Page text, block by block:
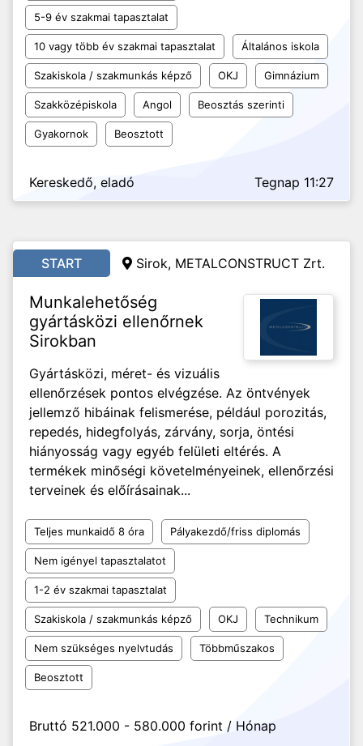
5-9 év szakmai tapasztalat
10 vagy több év szakmai tapasztalat Általános iskola
Szakiskola / szakmunkás képző OKJ Gimnázium
Szakközépiskola Angol Beosztás szerinti
Gyakornok Beosztott
Kereskedő, eladó Tegnap 11:27
START Sirok, METALCONSTRUCT Zrt.
Munkalehetőség
gyártásközi ellenőrnek
Sirokban
Gyártásközi, méret- és vizuális
ellenőrzések pontos elvégzése. Az öntvények
jellemző hibáinak felismerése, például porozitás,
repedés, hidegfolyás, zárvány, sorja, öntési
hiányosság vagy egyéb felületi eltérés. A
termékek minőségi követelményeinek, ellenőrzési
terveinek és előírásainak...
Teljes munkaidő 8 óra Pályakezdő/friss diplomás
Nem igényel tapasztalatot
1-2 év szakmai tapasztalat
Szakiskola / szakmunkás képző OKJ Technikum
Nem szükséges nyelvtudás Többműszakos
Beosztott
Bruttó 521.000 - 580.000 forint / Hónap